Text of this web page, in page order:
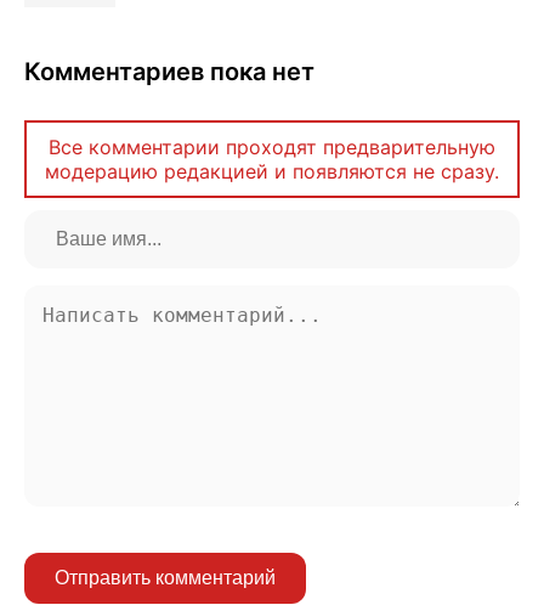
Комментариев пока нет
Все комментарии проходят предварительную
модерацию редакцией и появляются не сразу.
Отправить комментарий